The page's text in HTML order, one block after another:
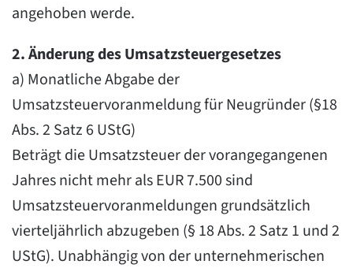
angehoben werde.
2. Änderung des Umsatzsteuergesetzes
a) Monatliche Abgabe der
Umsatzsteuervoranmeldung für Neugründer (§18
Abs. 2 Satz 6 UStG)
Beträgt die Umsatzsteuer der vorangegangenen
Jahres nicht mehr als EUR 7.500 sind
Umsatzsteuervoranmeldungen grundsätzlich
vierteljährlich abzugeben (§ 18 Abs. 2 Satz 1 und 2
UStG). Unabhängig von der unternehmerischen